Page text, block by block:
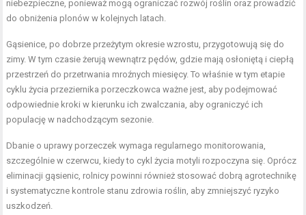
niebezpieczne, ponieważ mogą ograniczać rozwój roślin oraz prowadzić
do obniżenia plonów w kolejnych latach.
Gąsienice, po dobrze przeżytym okresie wzrostu, przygotowują się do
zimy. W tym czasie żerują wewnątrz pędów, gdzie mają osłoniętą i ciepłą
przestrzeń do przetrwania mroźnych miesięcy. To właśnie w tym etapie
cyklu życia przeziernika porzeczkowca ważne jest, aby podejmować
odpowiednie kroki w kierunku ich zwalczania, aby ograniczyć ich
populację w nadchodzącym sezonie.
Dbanie o uprawy porzeczek wymaga regularnego monitorowania,
szczególnie w czerwcu, kiedy to cykl życia motyli rozpoczyna się. Oprócz
eliminacji gąsienic, rolnicy powinni również stosować dobrą agrotechnikę
i systematyczne kontrole stanu zdrowia roślin, aby zmniejszyć ryzyko
uszkodzeń.